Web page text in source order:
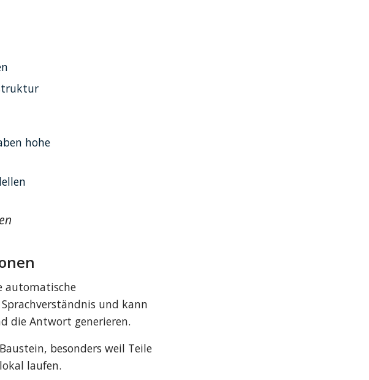
hohe
automatische
und kann
die Antwort generieren.
besonders weil Teile
laufen.